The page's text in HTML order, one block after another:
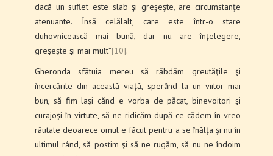
dacă un suflet este slab şi greşeşte, are circumstanţe
atenuante. Însă celălalt, care este într-o stare
duhovnicească mai bună, dar nu are înţelegere,
greşeşte şi mai mult”[10].
Gheronda sfătuia mereu să răbdăm greutăţile şi
încercările din această viaţă, sperând la un viitor mai
bun, să fim laşi cănd e vorba de păcat, binevoitori şi
curajoşi în virtute, să ne ridicăm după ce cădem în vreo
răutate deoarece omul e făcut pentru a se înălţa şi nu în
ultimul rând, să postim şi să ne rugăm, să nu ne îndoim